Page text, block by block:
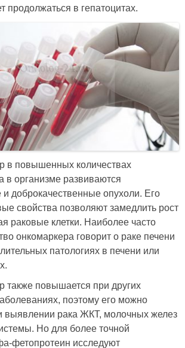
продолжаться в гепатоцитах.
в повышенных количествах
в организме развиваются
и доброкачественные опухоли. Его
свойства позволяют замедлить рост
раковые клетки. Наиболее часто
онкомаркера говорит о раке печени
патологиях в печени или
также повышается при других
поэтому его можно
выявлении рака ЖКТ, молочных желез
Но для более точной
фетопротеин исследуют